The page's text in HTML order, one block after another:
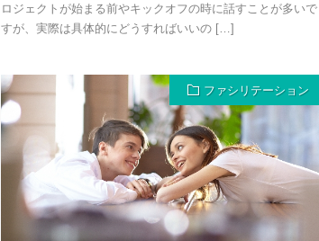
ロジェクトが始まる前やキックオフの時に話すことが多いで
すが、実際は具体的にどうすればいいの […]
ファシリテーション